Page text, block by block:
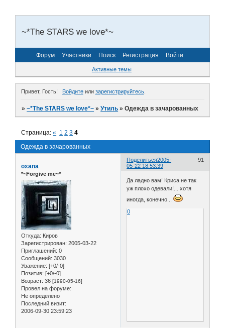
~*The STARS we love*~
Форум Участники Поиск Регистрация Войти
Активные темы
Привет, Гость! Войдитеили зарегистрируйтесь.
»~*The STARS we love*~ »Утиль »Одежда в зачарованных
Одежда в зачарованных
Страница:« 1 2 3 4
Поделиться 91
2005-
05-22 18:53:39
oxana
*~Forgive me~*
Откуда: Киров
Зарегистрирован: 2005-03-22
Приглашений: 0
Сообщений: 3030
Уважение: [+0/-0]
Позитив: [+0/-0]
Возраст: 36 [1990-05-16]
Провел на форуме:
Не определено
Последний визит:
2006-09-30 23:59:23
Да ладно вам! Криса не так
уж плохо одевали!... хотя
иногда, конечно...
0